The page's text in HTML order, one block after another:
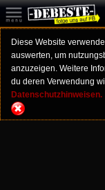
Diese Website
auswerten, um
anzuzeigen. Weitere
du deren Verwendung
Datenschutzhinweisen.